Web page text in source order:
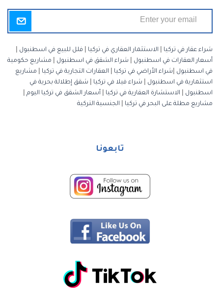
شراء عقار في تركيا الاستثمار العقاري في تركيا فلل للبيع في اسطنبول
أسعار العقارات في اسطنبول
شراء الشقق في اسطنبول
مشاريع حكومية
في اسطنبول
شراء الأراضي في تركيا العقارات التجارية في تركيا
مشاريع
استثمارية في اسطنبول
شراء فيلا في تركيا
شقق إطلالة بحرية في
اسطنبول
الاستشارة العقارية في تركيا أسعار الشقق في تركيا اليوم
مشاريع مطلة على البحر في تركيا
الجنسية التركية
تابعونا